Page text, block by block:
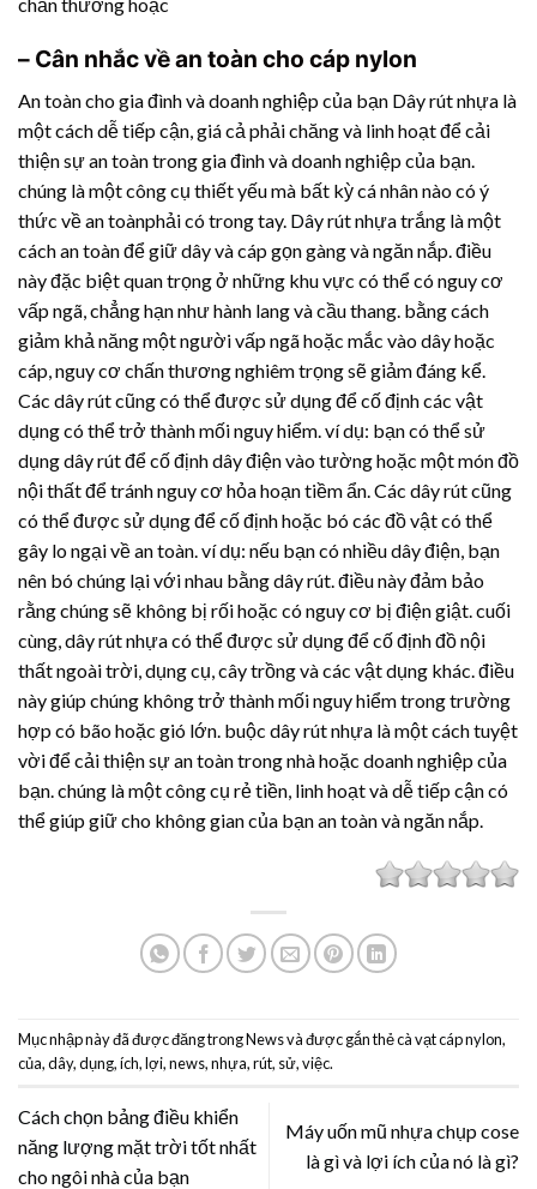
– Cân nhắc về an toàn cho cáp nylon
An toàn cho gia đình và doanh nghiệp của bạn Dây rút nhựa là
một cách dễ tiếp cận, giá cả phải chăng và linh hoạt để cải
thiện sự an toàn trong gia đình và doanh nghiệp của bạn.
chúng là một công cụ thiết yếu mà bất kỳ cá nhân nào có ý
thức về an toànphải có trong tay. Dây rút nhựatrắng là một
cách an toàn để giữ dây và cáp gọn gàng và ngăn nắp. điều
này đặc biệt quan trọng ở những khu vực có thể có nguy cơ
vấp ngã, chẳng hạn như hành lang và cầu thang. bằng cách
giảm khả năng một người vấp ngã hoặc mắc vào dây hoặc
cáp, nguy cơ chấn thương nghiêm trọng sẽ giảm đáng kể.
Các dây rút cũng có thể được sử dụng để cố định các vật
dụng có thể trở thành mối nguy hiểm. ví dụ: bạn có thể sử
dụng dây rút để cố định dây điện vào tường hoặc một món đồ
nội thất để tránh nguy cơ hỏa hoạn tiềm ẩn. Các dây rút cũng
có thể được sử dụng để cố định hoặc bó các đồ vật có thể
gây lo ngại về an toàn. ví dụ: nếu bạn có nhiều dây điện, bạn
nên bó chúng lại với nhau bằng dây rút. điều này đảm bảo
rằng chúng sẽ không bị rối hoặc có nguy cơ bị điện giật. cuối
cùng, dây rút nhựacó thể được sử dụng để cố định đồ nội
thất ngoài trời, dụng cụ, cây trồng và các vật dụng khác. điều
này giúp chúng không trở thành mối nguy hiểm trong trường
hợp có bão hoặc gió lớn. buộc dây rút nhựa là một cách tuyệt
vời để cải thiện sự an toàn trong nhà hoặc doanh nghiệp của
bạn. chúng là một công cụ rẻ tiền, linh hoạt và dễ tiếp cận có
thể giúp giữ cho không gian của bạn an toàn và ngăn nắp.
Mục nhập này đã được đăng trongNewsvà được gắn thẻcà vạt cáp nylon,
của,dây,dụng,ích,lợi,news,nhựa,rút, sử,việc.
Cách chọn bảng điều khiển
năng lượng mặt trời tốt nhất
cho ngôi nhà của bạn
Máy uốn mũ nhựa chụp cose
là gì và lợi ích của nó là gì?